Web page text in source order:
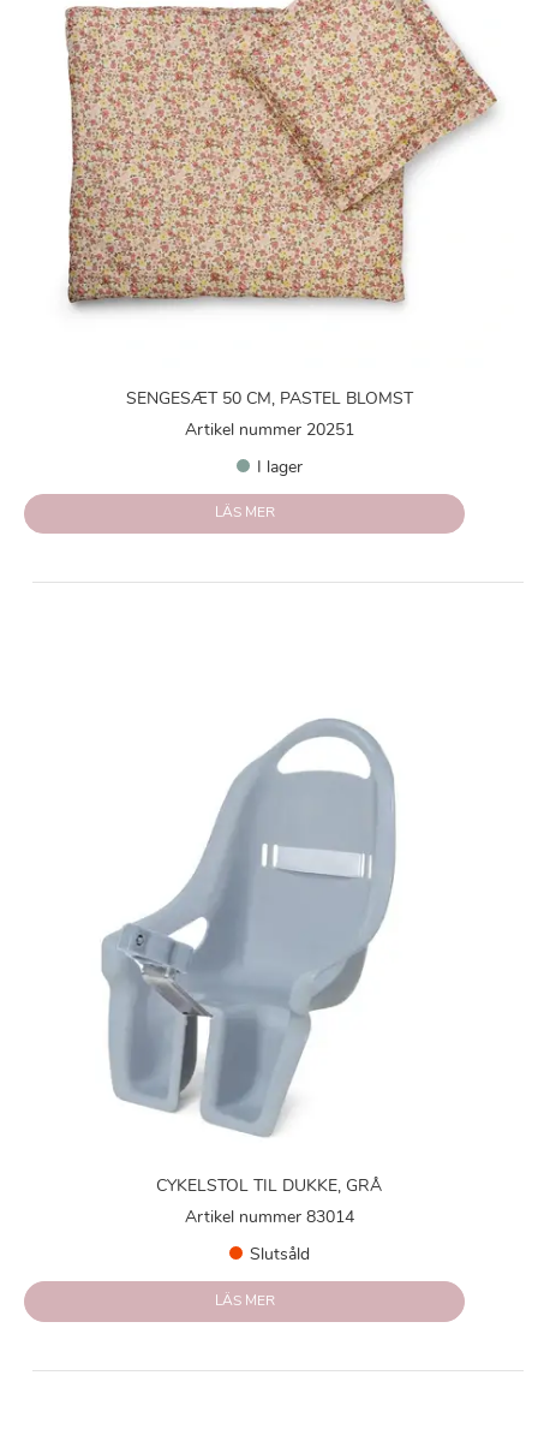
SENGESÆT 50 CM, PASTEL BLOMST
Artikel nummer 20251
I lager
LÄS MER
CYKELSTOL TIL DUKKE, GRÅ
Artikel nummer 83014
Slutsåld
LÄS MER